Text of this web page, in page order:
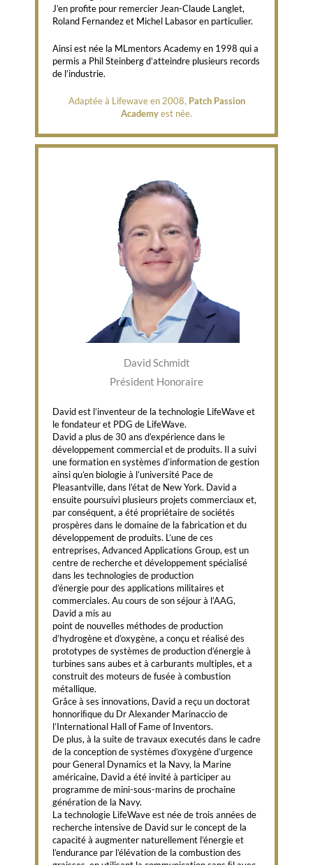
J’en profite pour remercier Jean-Claude Langlet,
Roland Fernandez et Michel Labasor en particulier.
Ainsi est née la MLmentors Academy en 1998 qui a
permis a Phil Steinberg d’atteindre plusieurs records
de l’industrie.
Adaptée à Lifewave en 2008, Patch Passion
Academyest née.
David Schmidt
Président Honoraire
David est l’inventeur de la technologie LifeWave et
le fondateur et PDG de LifeWave.
David a plus de 30 ans d’expérience dans le
développement commercial et de produits. Il a suivi
une formation en systèmes d’information de gestion
ainsi qu’en biologie à l’université Pace de
Pleasantville, dans l’état de New York. David a
ensuite poursuivi plusieurs projets commerciaux et,
par conséquent, a été propriétaire de sociétés
prospères dans le domaine de la fabrication et du
développement de produits. L’une de ces
entreprises, Advanced Applications Group, est un
centre de recherche et développement spécialisé
dans les technologies de production
d’énergie pour des applications militaires et
commerciales. Au cours de son séjour à l’AAG,
David a mis au
point de nouvelles méthodes de production
d’hydrogène et d’oxygène, a conçu et réalisé des
prototypes de systèmes de production d’énergie à
turbines sans aubes et à carburants multiples, et a
construit des moteurs de fusée à combustion
métallique.
Grâce à ses innovations, David a reçu un doctorat
honnoriﬁque du Dr Alexander Marinaccio de
l’International Hall of Fame of Inventors.
De plus, à la suite de travaux executés dans le cadre
de la conception de systèmes d’oxygène d’urgence
pour General Dynamics et la Navy, la Marine
américaine, David a été invité à participer au
programme de mini-sous-marins de prochaine
génération de la Navy.
La technologie LifeWave est née de trois années de
recherche intensive de David sur le concept de la
capacité à augmenter naturellement l’énergie et
l’endurance par l’élévation de la combustion des